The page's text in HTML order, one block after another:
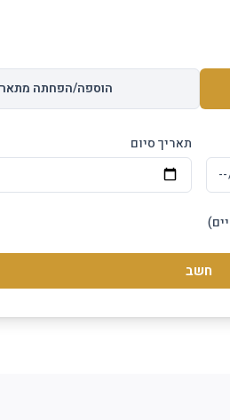
הוספה/הפחתה
תאריך סיום
חשב